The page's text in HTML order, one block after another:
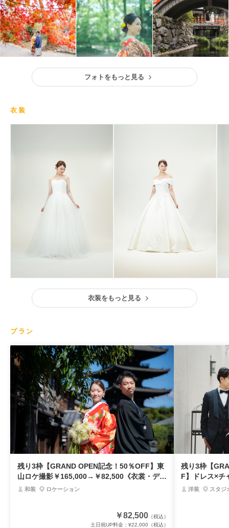
フォトをもっと見る
衣装
衣装をもっと見る
プラン
残り3枠【GRAND OPEN記念！50％OFF】東
山ロケ撮影￥165,000→￥82,500《衣裳・デー
タ・小物込！》
和装 ロケーション
￥82,500 （税込）
土日祝UP料金： ¥22,000 （税込）
残り3枠【
F】ドレス×
0 衣裳・全デ
洋装 スタジ